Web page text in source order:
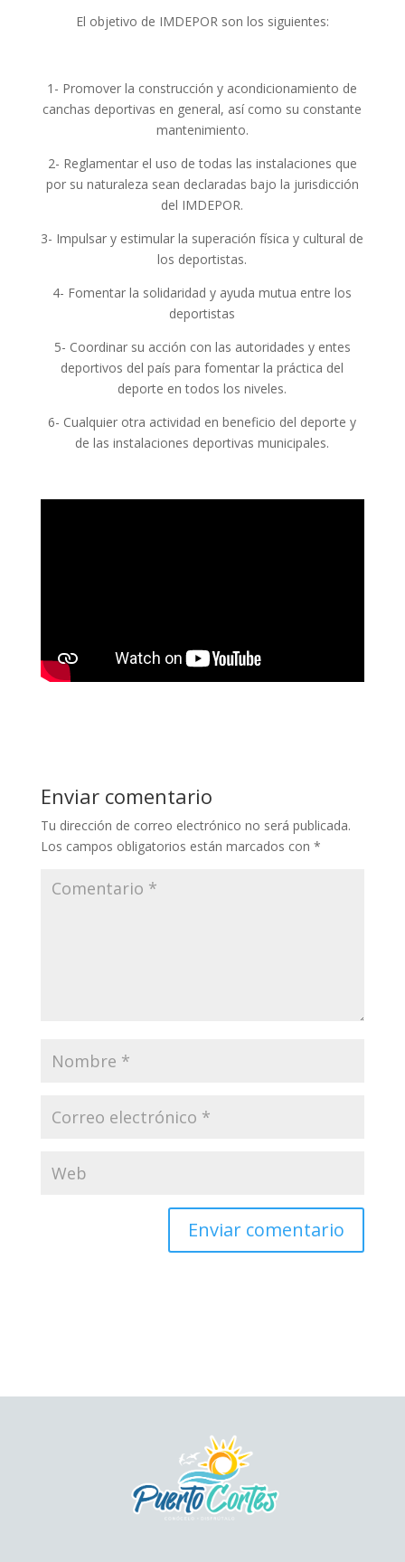
El objetivo de IMDEPOR son los siguientes:
1- Promover la construcción y acondicionamiento de
canchas deportivas en general, así como su constante
mantenimiento.
2- Reglamentar el uso de todas las instalaciones que
por su naturaleza sean declaradas bajo la jurisdicción
del IMDEPOR.
3- Impulsar y estimular la superación física y cultural de
los deportistas.
4- Fomentar la solidaridad y ayuda mutua entre los
deportistas
5- Coordinar su acción con las autoridades y entes
deportivos del país para fomentar la práctica del
deporte en todos los niveles.
6- Cualquier otra actividad en beneficio del deporte y
de las instalaciones deportivas municipales.
Enviar comentario
Tu dirección de correo electrónico no será publicada.
Los campos obligatorios están marcados con *